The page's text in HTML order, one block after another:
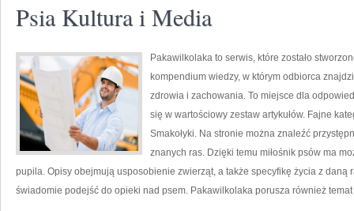
Psia Kultura i Media
Pakawilkolaka to serwis, które zostało
kompendium wiedzy, w którym odbiorca
zdrowia i zachowania. To miejsce dla
się w wartościowy zestaw artykułów. Fajne
Smakołyki. Na stronie można znaleźć
znanych ras. Dzięki temu miłośnik psów ma
pupila. Opisy obejmują usposobienie zwierząt, a także specyfikę życia z daną
świadomie podejść do opieki nad psem. Pakawilkolaka porusza również